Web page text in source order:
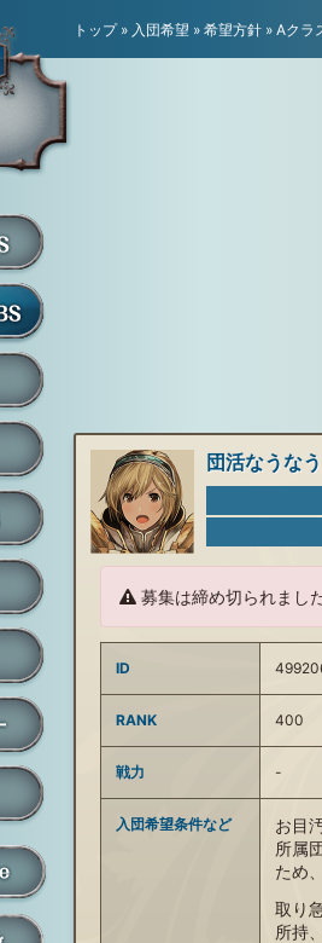
トップ» 入団希望 » 希望方針 » Aクラ
団活なうなう
募集は締め切られまし
ID
RANK 400
戦力 -
入団希望条件など
お目
所属
ため
取り
所持